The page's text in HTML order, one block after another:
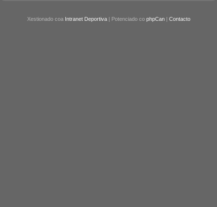
Xestionado coa Intranet Deportiva| Potenciado co phpCan| Contacto